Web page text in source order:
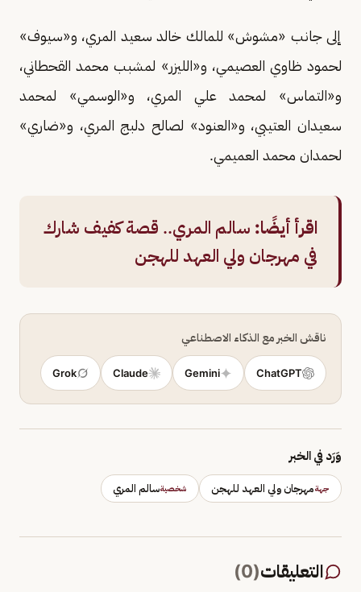
إلى جانب «مشوش» للمالك خالد سعيد المري، و«سيوف»
لحمود ظاوي العصيمي، و«الليزر» لمشبب محمد القحطاني،
و«التماس» لمحمد علي المري، و«الوسمي» لمحمد
سعيدان العتيبي، و«العنود» لصالح دلبج المري، و«ضاري»
لحمدان محمد العميمي.
اقرأ أيضًا: سالم المري.. قصة كفيف شارك
في مهرجان ولي العهد للهجن
ناقش الخبر مع الذكاء الاصطناعي
ChatGPT
Gemini
Claude
Grok
وَرَد في الخبر
جهةمهرجان ولي العهد للهجن شخصيةسالم المري
التعليقات(
0
)